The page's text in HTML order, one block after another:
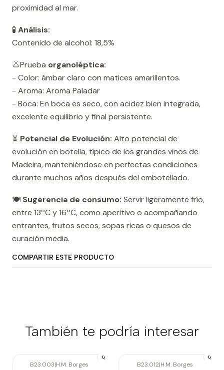
proximidad al mar.
🧪 Análisis:
Contenido de alcohol: 18,5%
👃Prueba organoléptica:
- Color: ámbar claro con matices amarillentos.
- Aroma: Aroma Paladar
- Boca: En boca es seco, con acidez bien integrada,
excelente equilibrio y final persistente.
⏳ Potencial de Evolución: Alto potencial de
evolución en botella, típico de los grandes vinos de
Madeira, manteniéndose en perfectas condiciones
durante muchos años después del embotellado.
🍽️ Sugerencia de consumo: Servir ligeramente frío,
entre 13ºC y 16ºC, como aperitivo o acompañando
entrantes, frutos secos, sopas ricas o quesos de
curación media.
COMPARTIR ESTE PRODUCTO
También te podría interesar
B23.003|H.M. Borges B23.012|H.M. Borges